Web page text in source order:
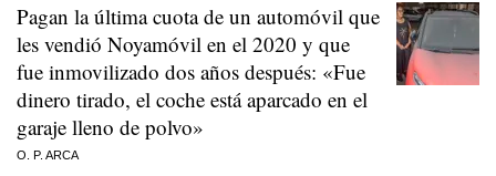
Pagan la última cuota de un automóvil que
les vendió Noyamóvil en el 2020 y que
fue inmovilizado dos años después: «Fue
dinero tirado, el coche está aparcado en el
garaje lleno de polvo»
O. P. ARCA